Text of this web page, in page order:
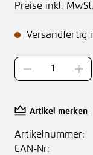
Preise inkl.
Versandfertig
Produkt
Artikel merken
Artikelnummer:
EAN-Nr: